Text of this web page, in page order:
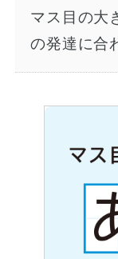
マス目の大
の発達に合